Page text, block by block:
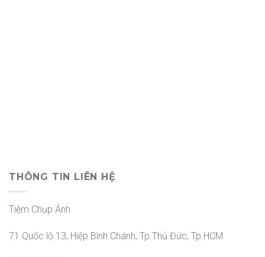
THÔNG TIN LIÊN HỆ
Tiệm Chụp Ảnh
71 Quốc lộ 13, Hiệp Bình Chánh, Tp.Thủ Đức, Tp.HCM